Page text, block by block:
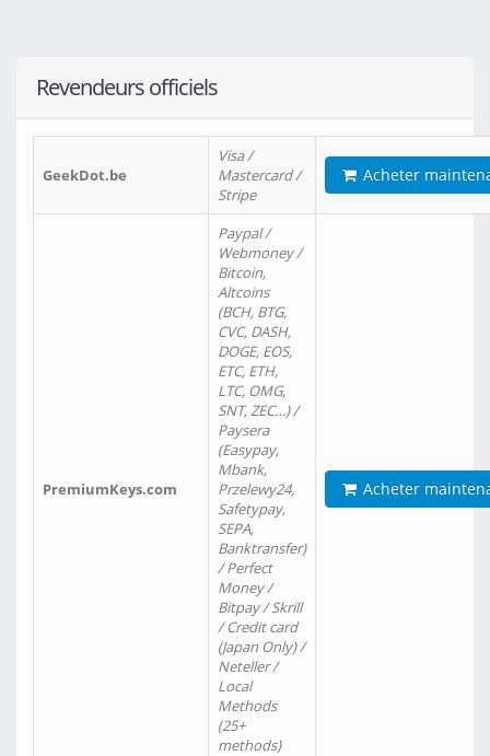
Revendeurs officiels
GeekDot.be
Visa /
Mastercard /
Stripe
Acheter
PremiumKeys.com
Paypal /
Webmoney /
Bitcoin,
Altcoins
(BCH, BTG,
CVC, DASH,
DOGE, EOS,
ETC, ETH,
LTC, OMG,
SNT, ZEC…) /
Paysera
(Easypay,
Mbank,
Przelewy24,
Safetypay,
SEPA,
Banktransfer)
/ Perfect
Money /
Bitpay / Skrill
/ Credit card
(Japan Only) /
Neteller /
Local
Methods
(25+
methods)
Acheter